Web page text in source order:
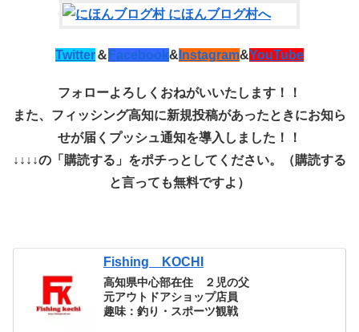
Twitter＆ Facebook& Instagram&YouTube
フォローよろしくおねがいいたします！！
また、フィッシング高知に新規投稿があったときにお知ら
せが届くプッシュ通知を導入しました！！
↓↓↓↓の「購読する」をポチっとしてください。（購読する
と言っても無料ですよ）
Fishing KOCHI
高知県中心部在住 ２児の父
元アウトドアショップ店員
趣味：釣り・スポーツ観戦